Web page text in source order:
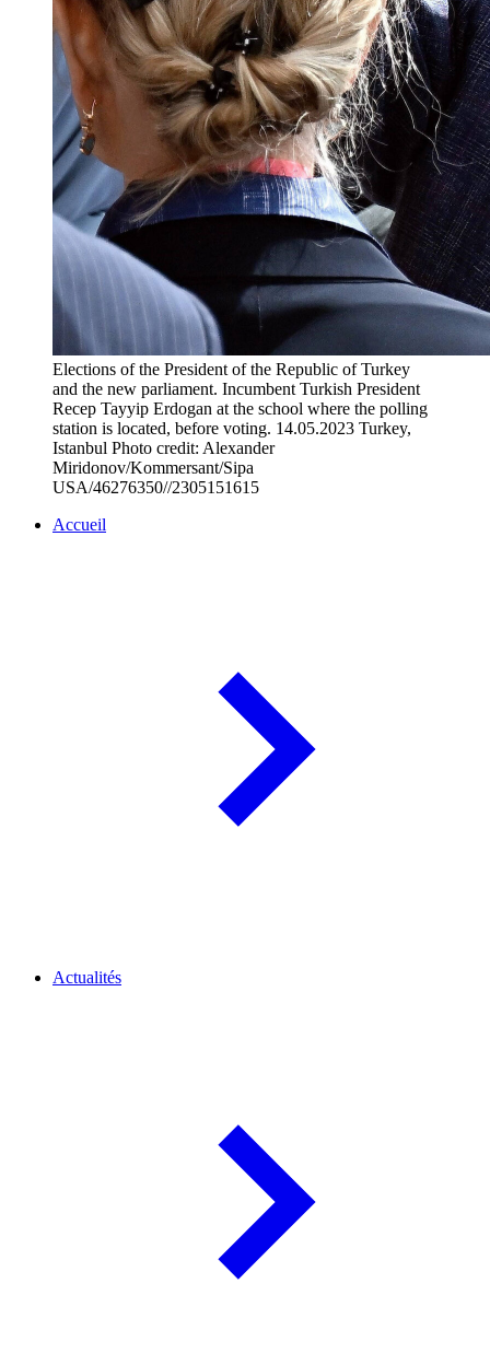
Elections of the President of the Republic of Turkey
and the new parliament. Incumbent Turkish President
Recep Tayyip Erdogan at the school where the polling
station is located, before voting. 14.05.2023 Turkey,
Istanbul Photo credit: Alexander
Miridonov/Kommersant/Sipa
USA/46276350//2305151615
Accueil
Actualités